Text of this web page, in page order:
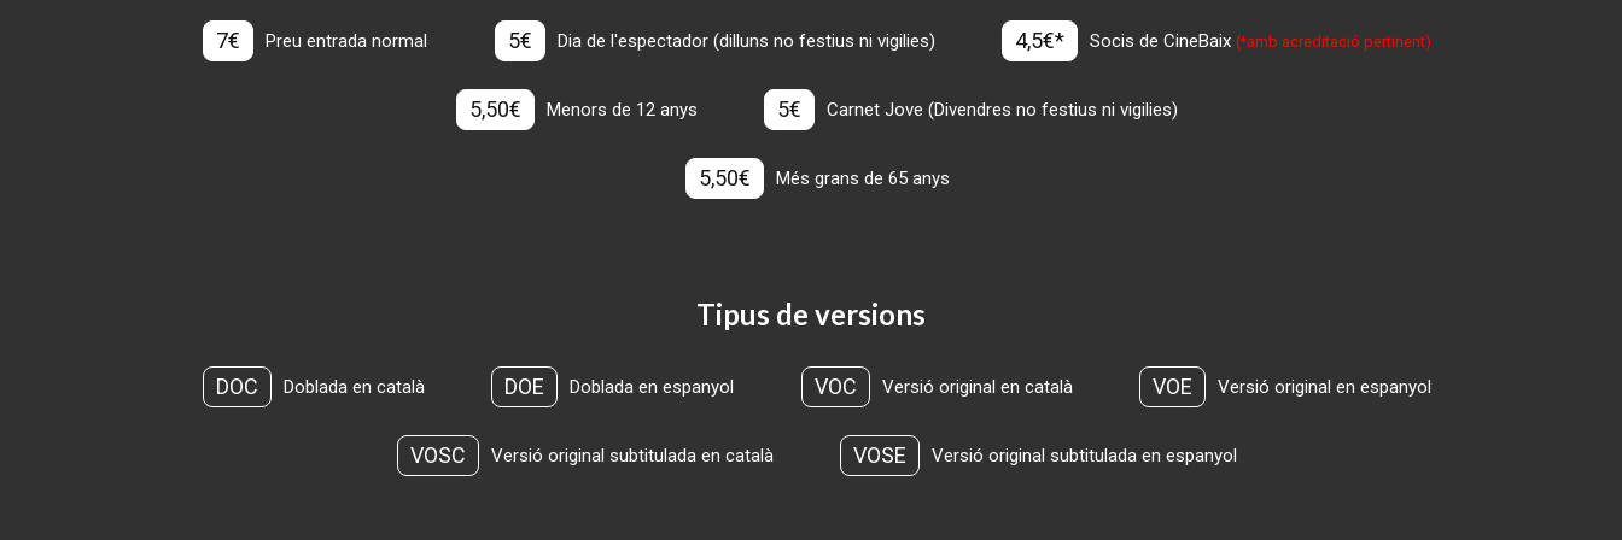
7€ Preu entrada normal 5€ Dia de l'espectador (dilluns no festius ni vigilies) 4,5€* Socis de CineBaix(*amb acreditació pertinent)
5,50€ Menors de 12 anys 5€ Carnet Jove (Divendres no festius ni vigilies)
5,50€ Més grans de 65 anys
Tipus de versions
DOC Doblada en català DOE Doblada en espanyol VOC Versió original en català VOE Versió original en espanyol
VOSC Versió original subtitulada en català VOSE Versió original subtitulada en espanyol